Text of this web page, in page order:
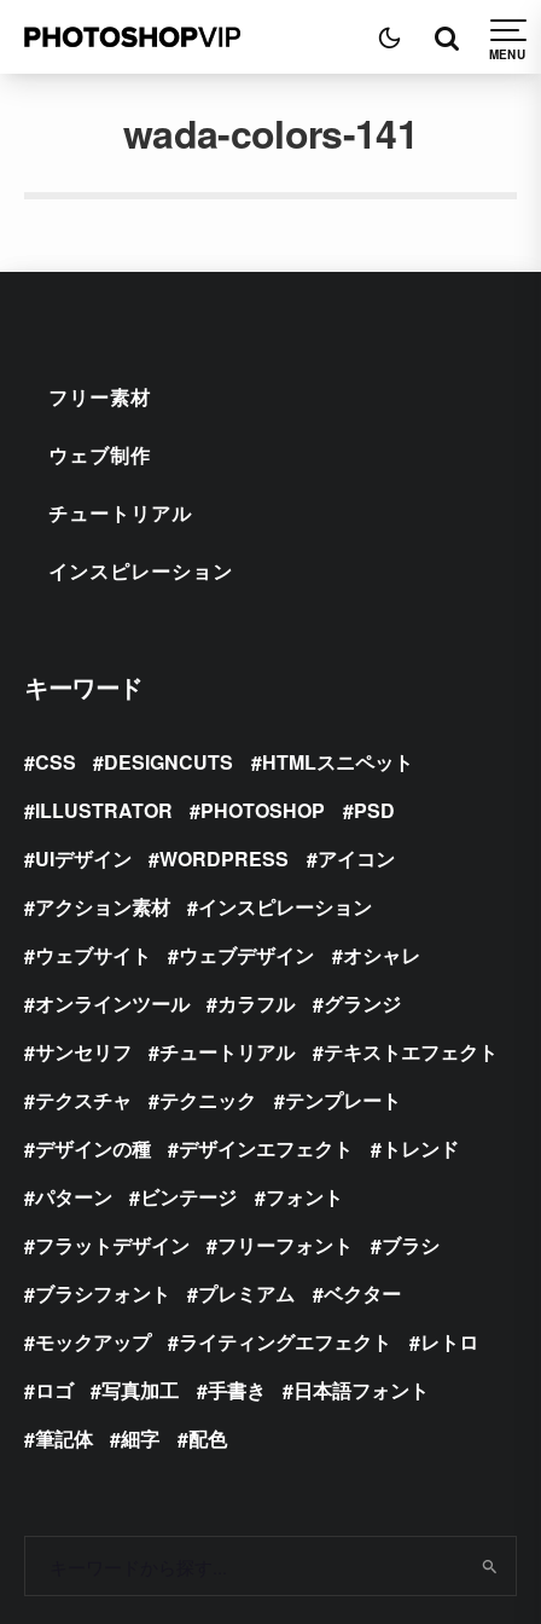
wada-colors-141
フリー素材
ウェブ制作
チュートリアル
インスピレーション
キーワード
CSS DESIGNCUTS
HTMLスニペット
ILLUSTRATOR
PHOTOSHOP
PSD
UIデザイン
WORDPRESS
アイコン
アクション素材
インスピレーション
ウェブサイト
ウェブデザイン
オシャレ
オンラインツール
カラフル
グランジ
サンセリフ
チュートリアル
テキストエフェクト
テクスチャ
テクニック
テンプレート
デザインの種
デザインエフェクト
トレンド
パターン
ビンテージ
フォント
フラットデザイン
フリーフォント
ブラシ
ブラシフォント
プレミアム
ベクター
モックアップ
ライティングエフェクト
レトロ
ロゴ
写真加工 手書き
日本語フォント
筆記体
細字 配色